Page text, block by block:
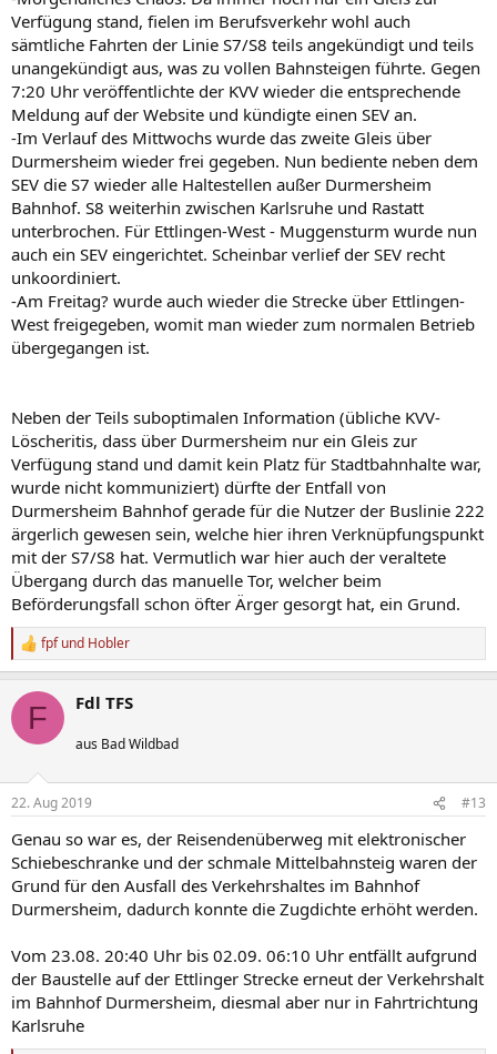
Verfügung stand, fielen im Berufsverkehr wohl auch
sämtliche Fahrten der Linie S7/S8 teils angekündigt und teils
unangekündigt aus, was zu vollen Bahnsteigen führte. Gegen
7:20 Uhr veröffentlichte der KVV wieder die entsprechende
Meldung auf der Website und kündigte einen SEV an.
-Im Verlauf des Mittwochs wurde das zweite Gleis über
Durmersheim wieder frei gegeben. Nun bediente neben dem
SEV die S7 wieder alle Haltestellen außer Durmersheim
Bahnhof. S8 weiterhin zwischen Karlsruhe und Rastatt
unterbrochen. Für Ettlingen-West - Muggensturm wurde nun
auch ein SEV eingerichtet. Scheinbar verlief der SEV recht
unkoordiniert.
-Am Freitag? wurde auch wieder die Strecke über Ettlingen-
West freigegeben, womit man wieder zum normalen Betrieb
übergegangen ist.
Neben der Teils suboptimalen Information (übliche KVV-
Löscheritis, dass über Durmersheim nur ein Gleis zur
Verfügung stand und damit kein Platz für Stadtbahnhalte war,
wurde nicht kommuniziert) dürfte der Entfall von
Durmersheim Bahnhof gerade für die Nutzer der Buslinie 222
ärgerlich gewesen sein, welche hier ihren Verknüpfungspunkt
mit der S7/S8 hat. Vermutlich war hier auch der veraltete
Übergang durch das manuelle Tor, welcher beim
Beförderungsfall schon öfter Ärger gesorgt hat, ein Grund.
R
e
k
i
n
fpfund Hobler
F Fdl TFS
aus Bad Wildbad
22. Aug 2019 #13
Genau so war es, der Reisendenüberweg mit elektronischer
Schiebeschranke und der schmale Mittelbahnsteig waren der
Grund für den Ausfall des Verkehrshaltes im Bahnhof
Durmersheim, dadurch konnte die Zugdichte erhöht werden.
Vom 23.08. 20:40 Uhr bis 02.09. 06:10 Uhr entfällt aufgrund
der Baustelle auf der Ettlinger Strecke erneut der Verkehrshalt
im Bahnhof Durmersheim, diesmal aber nur in Fahrtrichtung
Karlsruhe